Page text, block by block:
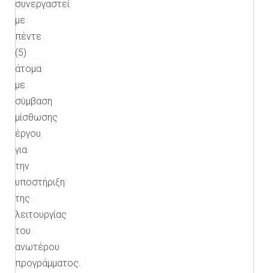
συνεργαστεί
με
πέντε
(5)
άτομα
με
σύμβαση
μίσθωσης
έργου
για
την
υποστήριξη
της
λειτουργίας
του
ανωτέρου
προγράμματος.